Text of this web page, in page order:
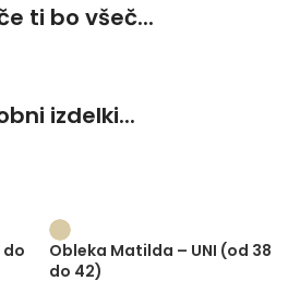
ti bo všeč...
izdelki...
do
Obleka Matilda – UNI (od 38
do 42)